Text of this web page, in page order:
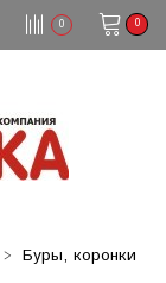
0 0
Буры, коронки